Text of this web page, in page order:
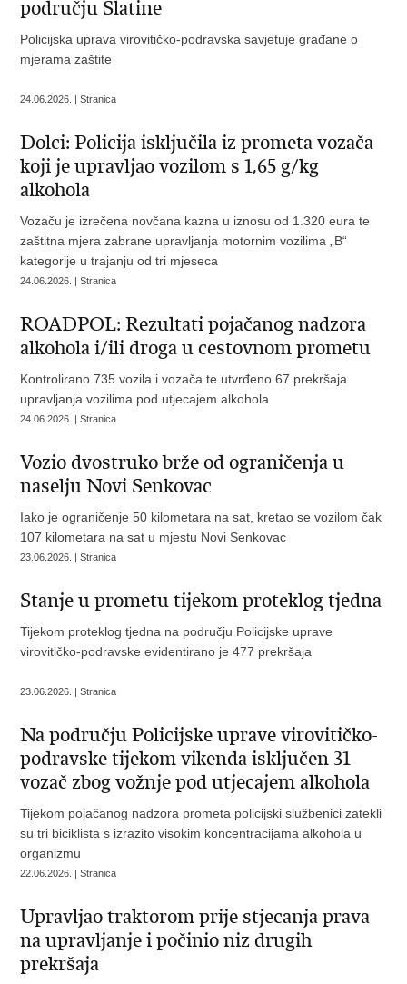
području Slatine
Policijska uprava virovitičko-podravska savjetuje građane o
mjerama zaštite
24.06.2026. | Stranica
Dolci: Policija isključila iz prometa vozača
koji je upravljao vozilom s 1,65 g/kg
alkohola
Vozaču je izrečena novčana kazna u iznosu od 1.320 eura te
zaštitna mjera zabrane upravljanja motornim vozilima „B“
kategorije u trajanju od tri mjeseca
24.06.2026. | Stranica
ROADPOL: Rezultati pojačanog nadzora
alkohola i/ili droga u cestovnom prometu
Kontrolirano 735 vozila i vozača te utvrđeno 67 prekršaja
upravljanja vozilima pod utjecajem alkohola
24.06.2026. | Stranica
Vozio dvostruko brže od ograničenja u
naselju Novi Senkovac
Iako je ograničenje 50 kilometara na sat, kretao se vozilom čak
107 kilometara na sat u mjestu Novi Senkovac
23.06.2026. | Stranica
Stanje u prometu tijekom proteklog tjedna
Tijekom proteklog tjedna na području Policijske uprave
virovitičko-podravske evidentirano je 477 prekršaja
23.06.2026. | Stranica
Na području Policijske uprave virovitičko-
podravske tijekom vikenda isključen 31
vozač zbog vožnje pod utjecajem alkohola
Tijekom pojačanog nadzora prometa policijski službenici zatekli
su tri biciklista s izrazito visokim koncentracijama alkohola u
organizmu
22.06.2026. | Stranica
Upravljao traktorom prije stjecanja prava
na upravljanje i počinio niz drugih
prekršaja